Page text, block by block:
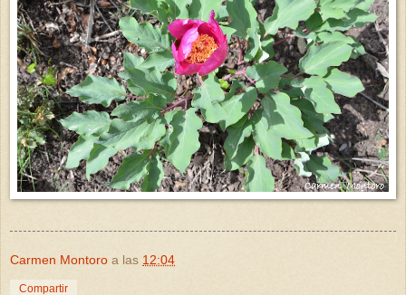
Carmen Montoro a las 12:04
Compartir